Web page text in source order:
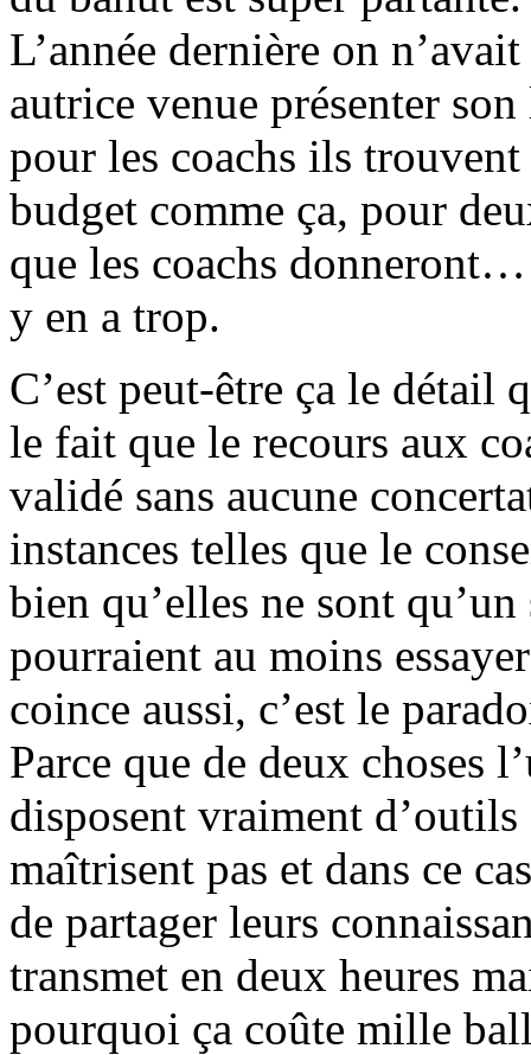
L’année dernière on
autrice venue présenter
pour les coachs ils
budget comme ça, pour
que les coachs
y en a trop.
C’est peut-être ça le
le fait que le recours aux
validé sans aucune
instances telles que le
bien qu’elles ne sont
pourraient au moins
coince aussi, c’est le
Parce que de deux choses
disposent vraiment
maîtrisent pas et dans ce
de partager leurs
transmet en deux heures
pourquoi ça coûte mille